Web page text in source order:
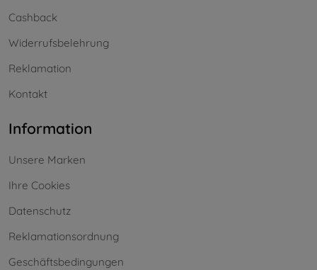
Cashback
Widerrufsbelehrung
Reklamation
Kontakt
Information
Unsere Marken
Ihre Cookies
Datenschutz
Reklamationsordnung
Geschäftsbedingungen